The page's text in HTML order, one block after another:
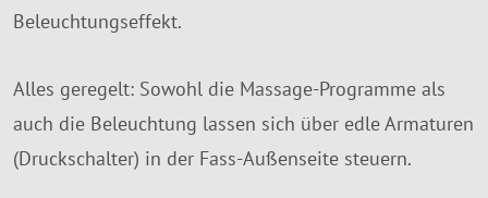
Beleuchtungseffekt.
Alles geregelt: Sowohl die Massage-Programme als
auch die Beleuchtung lassen sich über edle Armaturen
(Druckschalter) in der Fass-Außenseite steuern.